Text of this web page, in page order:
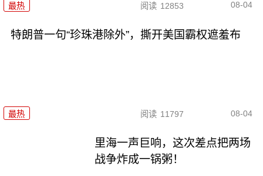
最热 阅读 12853 08-04
特朗普一句“珍珠港除外”，撕开美国霸权遮羞布
最热 阅读 11797 08-04
里海一声巨响，这次差点把两场
战争炸成一锅粥！